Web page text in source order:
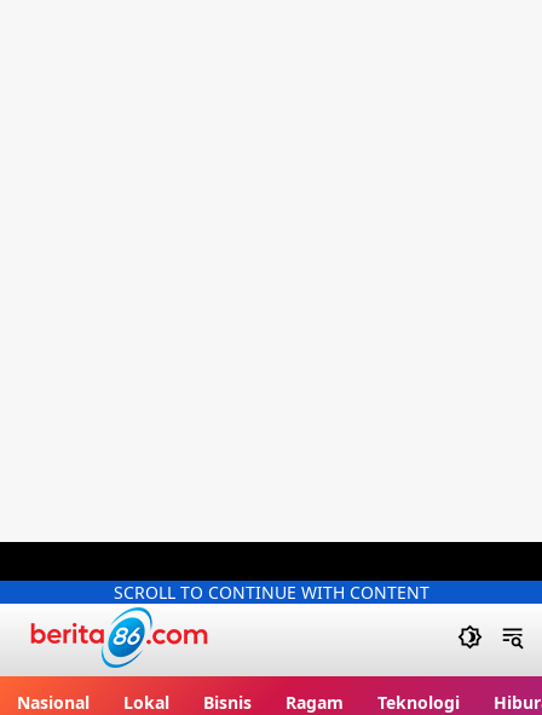
SCROLL TO CONTINUE WITH CONTENT
Nasional Lokal Bisnis Ragam Teknologi